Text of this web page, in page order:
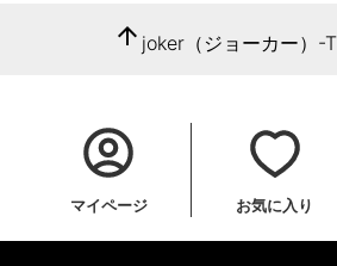
arrow_upward joker（ジョーカー）-
マイページ お気に入り